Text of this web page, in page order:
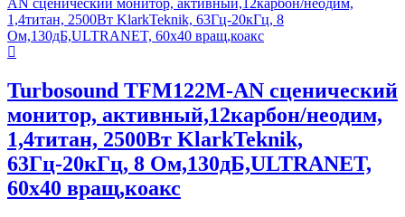
Turbosound TFM122M-AN сценический
монитор, активный,12карбон/неодим,
1,4титан, 2500Вт KlarkTeknik,
63Гц-20кГц, 8 Ом,130дБ,ULTRANET,
60x40 вращ,коакс